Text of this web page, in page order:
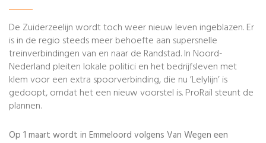
De Zuiderzeelijn wordt toch weer nieuw leven ingeblazen. Er
is in de regio steeds meer behoefte aan supersnelle
treinverbindingen van en naar de Randstad. In Noord-
Nederland pleiten lokale politici en het bedrijfsleven met
klem voor een extra spoorverbinding, die nu ’Lelylijn’ is
gedoopt, omdat het een nieuw voorstel is. ProRail steunt de
plannen.
Op 1 maart wordt in Emmeloord volgens Van Wegen een